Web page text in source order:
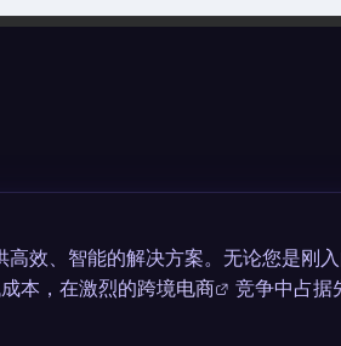
效、智能的解决方案。无论您是刚
本，在激烈的跨境电商 竞争中占据